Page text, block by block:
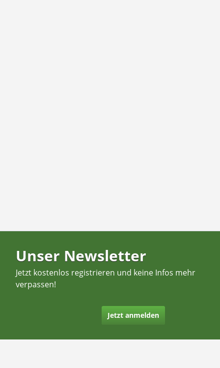
Unser Newsletter
Jetzt kostenlos registrieren und keine Infos mehr
verpassen!
Jetzt anmelden